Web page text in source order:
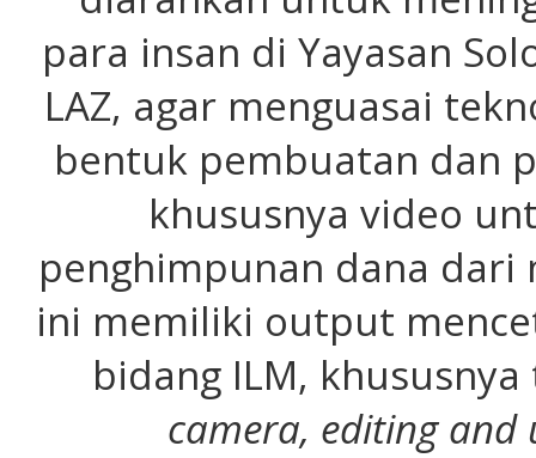
para insan di Yayasan
LAZ, agar menguasai
bentuk pembuatan dan
khususnya video
penghimpunan dana dari
ini memiliki output
bidang ILM,
camera, editing and